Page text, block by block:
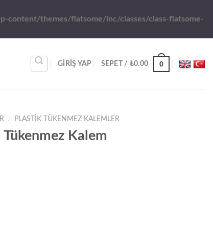
content/themes/flatsome/inc/classes/class-flatsome-
GIRIŞ YAP SEPET / ₺0.00 0
/ PLASTİK TÜKENMEZ KALEMLER
Tükenmez Kalem